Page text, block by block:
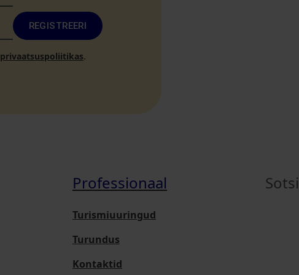
REGISTREERI
privaatsuspoliitikas.
Professionaal
Turismiuuringud
Turundus
Kontaktid